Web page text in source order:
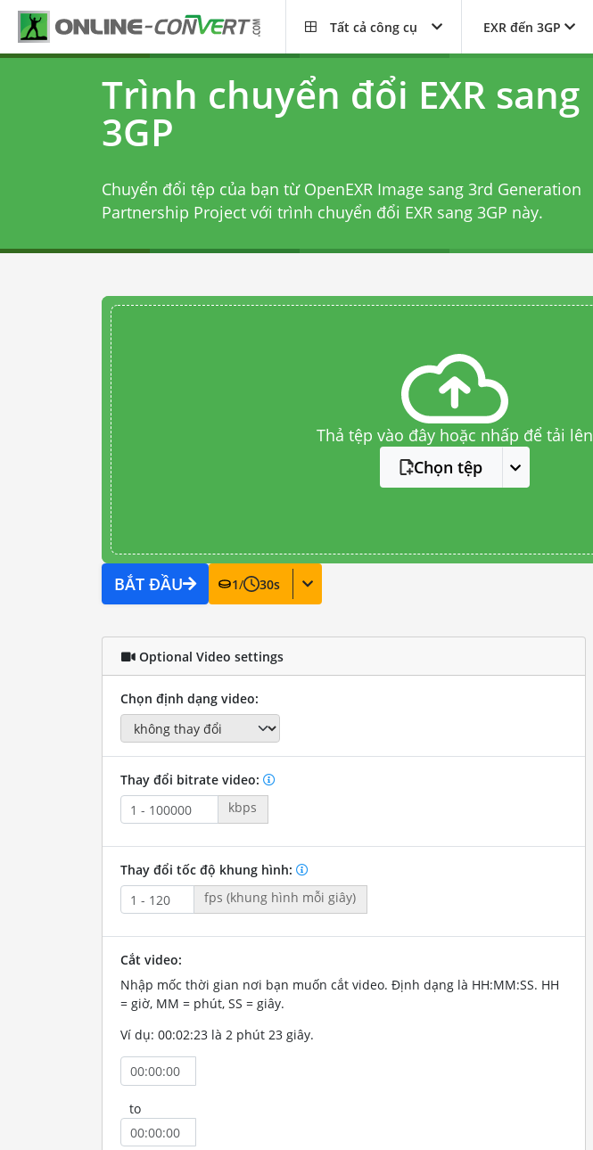
Tất cả công cụ EXR đến 3GP
Trình chuyển đổi EXR sang
3GP
Chuyển đổi tệp của bạn từ OpenEXR Image sang 3rd Generation
Partnership Project với trình chuyển đổi EXR sang 3GP này.
Thả tệp vào đây hoặc nhấp để tải lên
Chọn tệp
BẮT ĐẦU 1/ 30s
Optional Video settings
Chọn định dạng video:
Thay đổi bitrate video:
kbps
Thay đổi tốc độ khung hình:
fps (khung hình mỗi giây)
Cắt video:
Nhập mốc thời gian nơi bạn muốn cắt video. Định dạng là HH:MM:SS. HH
= giờ, MM = phút, SS = giây.
Ví dụ: 00:02:23 là 2 phút 23 giây.
to